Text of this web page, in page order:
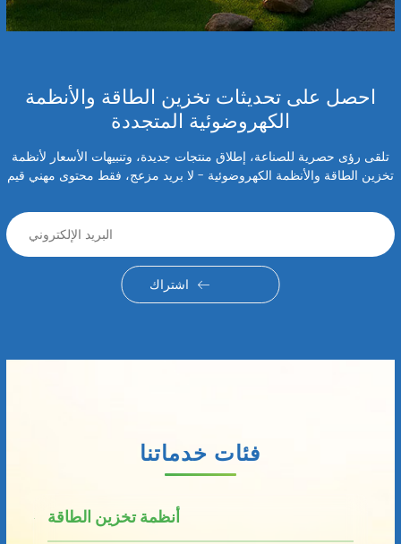
احصل على تحديثات تخزين الطاقة والأنظمة
الكهروضوئية المتجددة
تلقى رؤى حصرية للصناعة، إطلاق منتجات جديدة، وتنبيهات الأسعار لأنظمة
تخزين الطاقة والأنظمة الكهروضوئية - لا بريد مزعج، فقط محتوى مهني قيم
اشتراك
فئات خدماتنا
أنظمة تخزين الطاقة